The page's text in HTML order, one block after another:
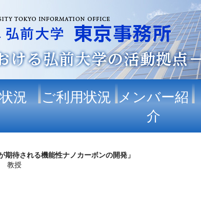
況 ご利用状況 メンバー紹
介
期待される機能性ナノカーボンの開発」
教授